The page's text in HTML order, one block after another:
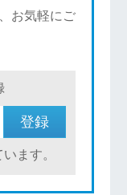
お気軽にご
ます。